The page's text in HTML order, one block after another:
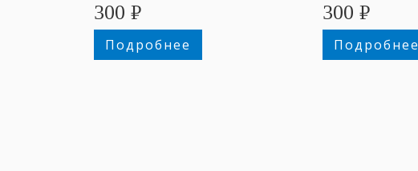
300 ₽
Подробнее
300 ₽
Подробнее